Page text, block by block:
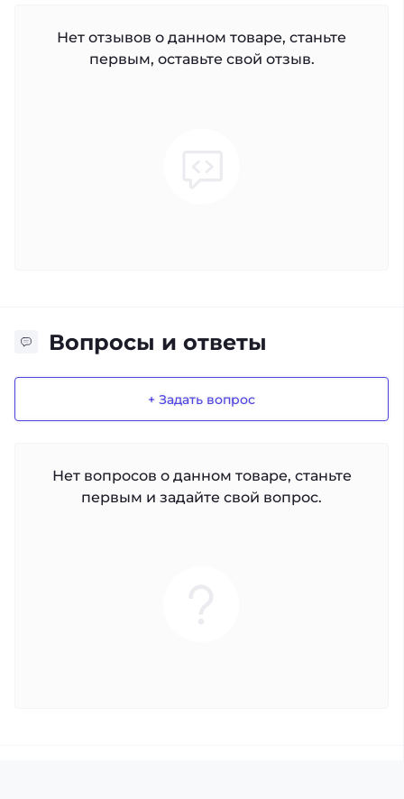
Нет отзывов о данном товаре, станьте
первым, оставьте свой отзыв.
Вопросы и ответы
+ Задать вопрос
Нет вопросов о данном товаре, станьте
первым и задайте свой вопрос.